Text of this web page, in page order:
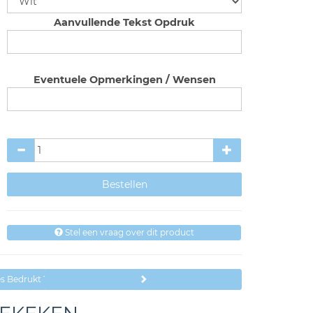
Aanvullende Tekst Opdruk
Eventuele Opmerkingen / Wensen
Stel een vraag over dit product
Bedrukt Teksten Papa